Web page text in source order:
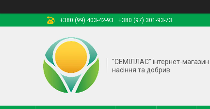
+380 (99) 403-42-93
+380 (97) 301-93-73
"СЕМІЛЛАС" інтернет-магазин
насіння та добрив